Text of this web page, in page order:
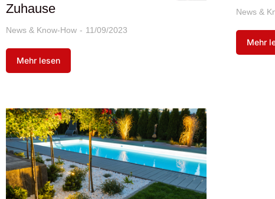
Zuhause
News & Know-How 11/09/2023
Mehr lesen
News &
Mehr